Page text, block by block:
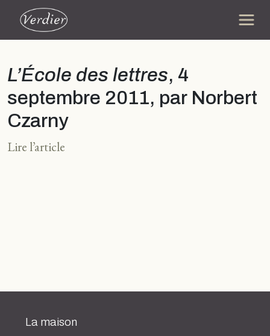
L’École des lettres, 4
septembre 2011, par Norbert
Czarny
Lire l’article
La maison